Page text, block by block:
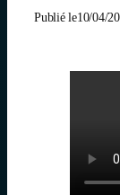
Publié le10/04/